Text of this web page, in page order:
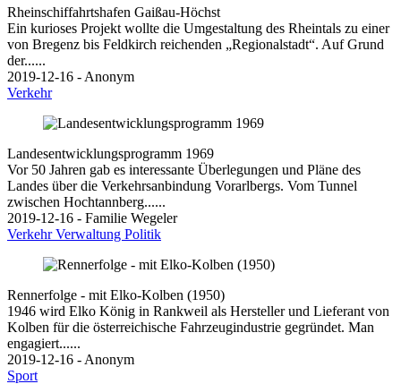
Rheinschiffahrtshafen Gaißau-Höchst
Ein kurioses Projekt wollte die Umgestaltung des Rheintals zu einer
von Bregenz bis Feldkirch reichenden „Regionalstadt“. Auf Grund
der......
2019-12-16 - Anonym
Verkehr
Landesentwicklungsprogramm 1969
Vor 50 Jahren gab es interessante Überlegungen und Pläne des
Landes über die Verkehrsanbindung Vorarlbergs. Vom Tunnel
zwischen Hochtannberg......
2019-12-16 - Familie Wegeler
VerkehrVerwaltung Politik
Rennerfolge - mit Elko-Kolben (1950)
1946 wird Elko König in Rankweil als Hersteller und Lieferant von
Kolben für die österreichische Fahrzeugindustrie gegründet. Man
engagiert......
2019-12-16 - Anonym
Sport